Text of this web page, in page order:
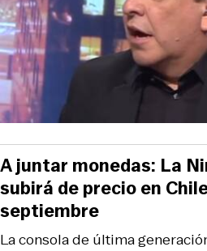
La consola de última
A juntar monedas: La
subirá de precio en
septiembre